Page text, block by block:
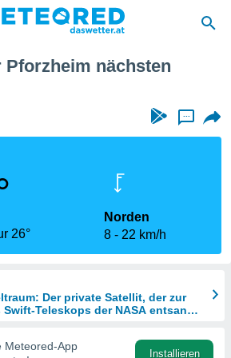
Pforzheim nächsten
...
26°
Norden
8
22 km/h
Der private Satellit, der zur
Swift-Teleskops der NASA entsandt
Meteored-App
Installieren